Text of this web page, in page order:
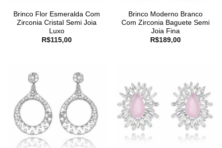
Brinco Flor Esmeralda Com
Zirconia Cristal Semi Joia
Luxo
R$115,00
Brinco Moderno Branco
Com Zirconia Baguete Semi
Joia Fina
R$189,00